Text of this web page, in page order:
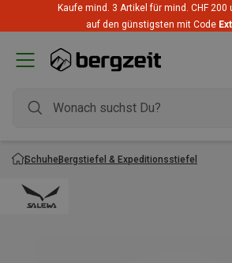
Kaufe mind. 3 Artikel für mind. CHF 200
auf den günstigsten mit Code
SchuheBergstiefel & Expeditionsstiefel